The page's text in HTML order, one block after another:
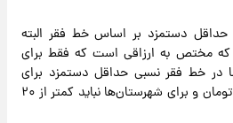
دستمزد بر اساس خط فقر البته
مختص به ارزاقی است که فقط برای
در خط فقر نسبی حداقل دستمزد برای
کلان شهرها باید ۲۵ میلیون تومان و برای شهرستان‌ها نباید کمتر از ۲۰